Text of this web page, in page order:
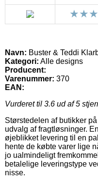
Navn: Buster & Teddi
Kategori: Alle designs
Producent:
Varenummer: 370
EAN:
Vurderet til 3.6 ud af 5
Størstedelen af butikker
udvalg af fragtløsninger.
øjeblikket levering til en
hente de købte varer lige
jo ualmindeligt
betalelige leveringstype
nisse.